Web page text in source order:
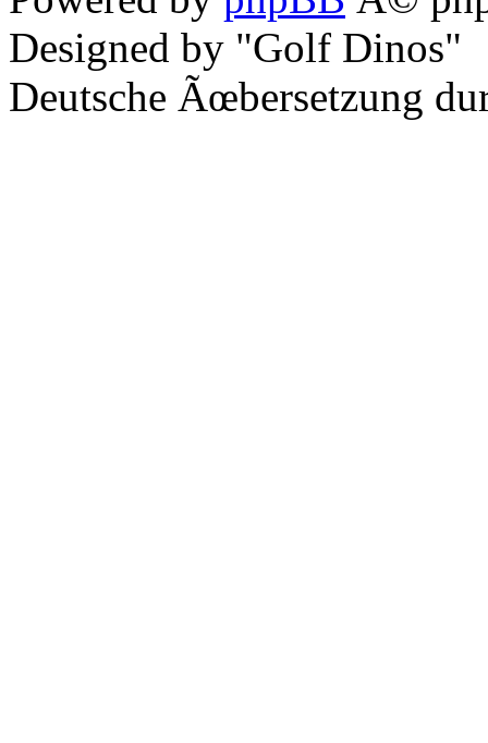
Designed by "Golf Dinos"
Deutsche Ãœbersetzung